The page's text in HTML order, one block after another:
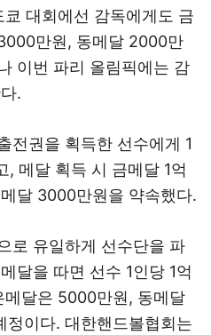
대회에선 감독에게도 금
만원, 동메달 2000만
이번 파리 올림픽에는 감
.
전권을 획득한 선수에게 1
메달 획득 시 금메달 1억
달 3000만원을 약속했다.
로 유일하게 선수단을 파
달을 따면 선수 1인당 1억
메달은 5000만원, 동메달
이다. 대한핸드볼협회는